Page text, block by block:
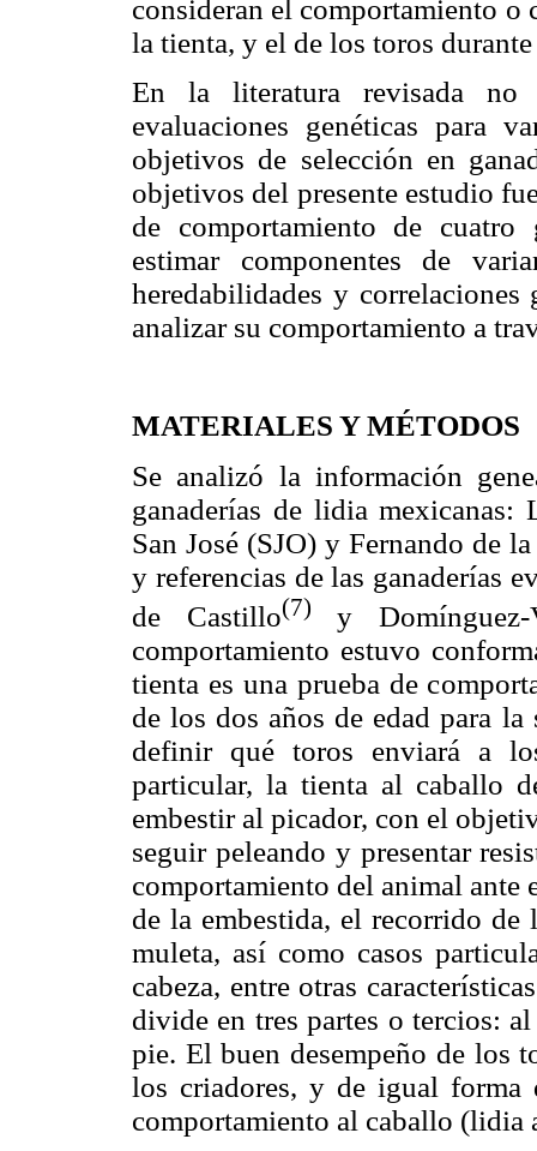
consideran el comportamiento o
la tienta, y el de los toros
En la literatura revisada no
evaluaciones genéticas para
objetivos de selección en
objetivos del presente estudio
de comportamiento de cuatro
estimar componentes de
heredabilidades y
analizar su comportamiento a
MATERIALES Y MÉTODOS
Se analizó la información
ganaderías de lidia
San José (SJO) y Fernando de
y referencias de las ganaderías
de Castillo(7)
y
comportamiento estuvo
tienta es una prueba de
de los dos años de edad para
definir qué toros enviará a
particular, la tienta al caballo
embestir al picador, con el
seguir peleando y presentar
comportamiento del animal ante
de la embestida, el recorrido de
muleta, así como casos
cabeza, entre otras
divide en tres partes o tercios:
pie. El buen desempeño de los
los criadores, y de igual forma
comportamiento al caballo